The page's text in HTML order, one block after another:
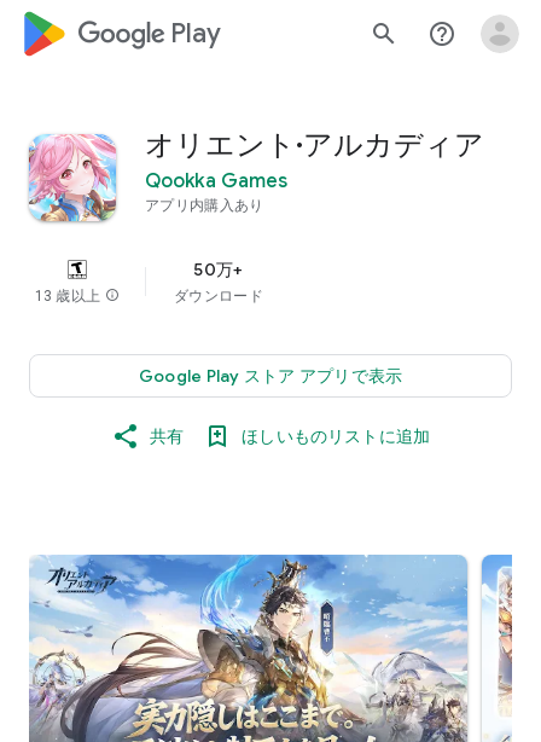
google_logo Play search help_outline
オリエント·アルカディア
Qookka Games
アプリ内購入あり
13 歳以上 info
50万+
ダウンロード
Google Play ストア アプリで表示
共有 ほしいものリストに追加